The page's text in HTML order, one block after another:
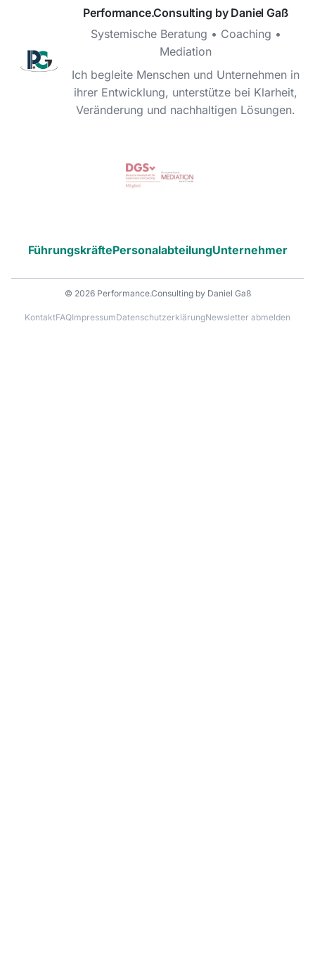
Performance.Consulting by Daniel Gaß
Systemische Beratung • Coaching •
Mediation
Ich begleite Menschen und Unternehmen in
ihrer Entwicklung, unterstütze bei Klarheit,
Veränderung und nachhaltigen Lösungen.
FührungskräftePersonalabteilungUnternehmer
© 2026 Performance.Consulting by Daniel Gaß
KontaktFAQImpressumDatenschutzerklärungNewsletter abmelden